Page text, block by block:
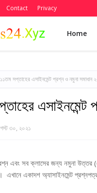
Contact Privacy
Home
১১তম সপ্তাহের এসাইনমেন্ট প্রশ্ন ও নমুনা সমাধান
৩০, ২০২১
এবং সব ক্লাসের জন্য নমুনা
এখানে একাদশ অ্যাসাইনমেন্ট